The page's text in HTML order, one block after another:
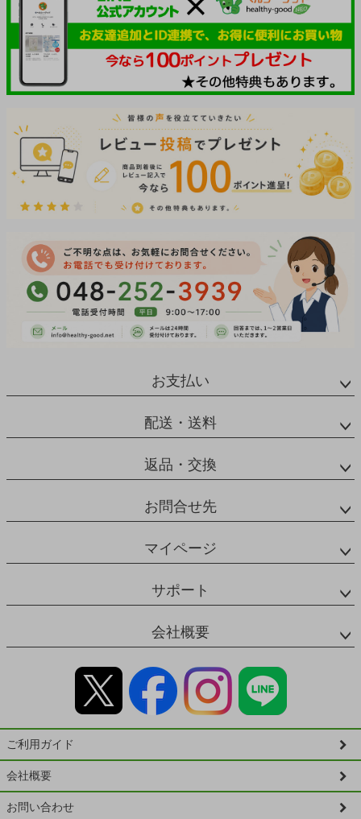
お支払い
配送・送料
返品・交換
お問合せ先
マイページ
サポート
会社概要
ご利用ガイド
会社概要
お問い合わせ